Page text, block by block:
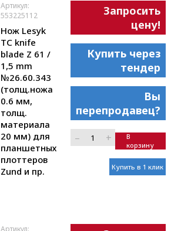
Артикул:
553225112
Нож Lesyk
TC knife
blade Z 61 /
1,5 mm
№26.60.343
(толщ.ножа
0.6 мм,
толщ.
материала
20 мм) для
планшетных
плоттеров
Zund и пр.
Запросить
цену!
Купить через
тендер
Вы
перепродавец?
– +
В
корзину
Купить в 1 клик
Артикул: